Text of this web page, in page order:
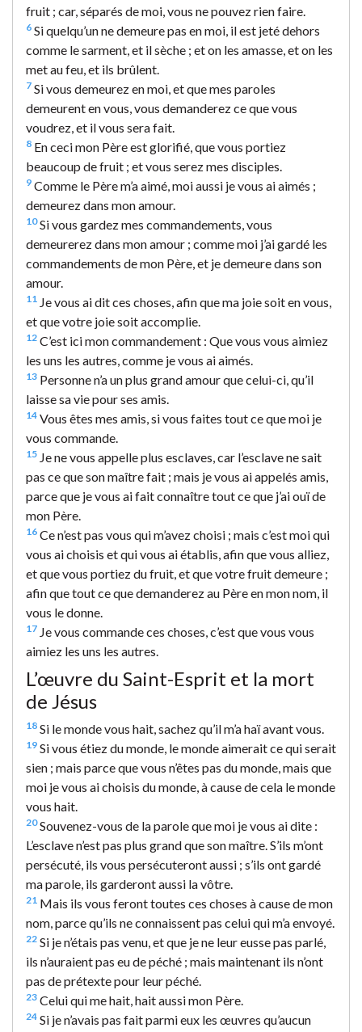
fruit ; car, séparés de moi, vous ne pouvez rien faire.
6 Si quelqu’un ne demeure pas en moi, il est jeté dehors
comme le sarment, et il sèche ; et on les amasse, et on les
met au feu, et ils brûlent.
7 Si vous demeurez en moi, et que mes paroles
demeurent en vous, vous demanderez ce que vous
voudrez, et il vous sera fait.
8 En ceci mon Père est glorifié, que vous portiez
beaucoup de fruit ; et vous serez mes disciples.
9 Comme le Père m’a aimé, moi aussi je vous ai aimés ;
demeurez dans mon amour.
10Si vous gardez mes commandements, vous
demeurerez dans mon amour ; comme moi j’ai gardé les
commandements de mon Père, et je demeure dans son
amour.
11 Je vous ai dit ces choses, afin que ma joie soit en vous,
et que votre joie soit accomplie.
12 C’est ici mon commandement : Que vous vous aimiez
les uns les autres, comme je vous ai aimés.
13 Personne n’a un plus grand amour que celui-ci, qu’il
laisse sa vie pour ses amis.
14 Vous êtes mes amis, si vous faites tout ce que moi je
vous commande.
15 Je ne vous appelle plus esclaves, car l’esclave ne sait
pas ce que son maître fait ; mais je vous ai appelés amis,
parce que je vous ai fait connaître tout ce que j’ai ouï de
mon Père.
16 Ce n’est pas vous qui m’avez choisi ; mais c’est moi qui
vous ai choisis et qui vous ai établis, afin que vous alliez,
et que vous portiez du fruit, et que votre fruit demeure ;
afin que tout ce que demanderez au Père en mon nom, il
vous le donne.
17 Je vous commande ces choses, c’est que vous vous
aimiez les uns les autres.
L’œuvre du Saint-Esprit et la mort
de Jésus
18 Si le monde vous hait, sachez qu’il m’a haï avant vous.
19 Si vous étiez du monde, le monde aimerait ce qui serait
sien ; mais parce que vous n’êtes pas du monde, mais que
moi je vous ai choisis du monde, à cause de cela le monde
vous hait.
20Souvenez-vous de la parole que moi je vous ai dite :
L’esclave n’est pas plus grand que son maître. S’ils m’ont
persécuté, ils vous persécuteront aussi ; s’ils ont gardé
ma parole, ils garderont aussi la vôtre.
21 Mais ils vous feront toutes ces choses à cause de mon
nom, parce qu’ils ne connaissent pas celui qui m’a envoyé.
22 Si je n’étais pas venu, et que je ne leur eusse pas parlé,
ils n’auraient pas eu de péché ; mais maintenant ils n’ont
pas de prétexte pour leur péché.
23 Celui qui me hait, hait aussi mon Père.
24 Si je n’avais pas fait parmi eux les œuvres qu’aucun